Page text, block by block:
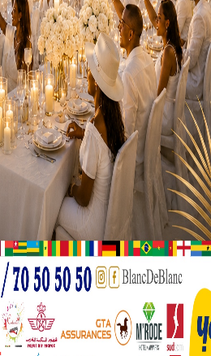
relative à la liberté syndicale
012 du 18 juin 2022
la même profession des
déterminés ou la même
organisation s’est érigée.
ce congrès, s’est dite fière
syndicale au Togo.
et d’ordre professionnels